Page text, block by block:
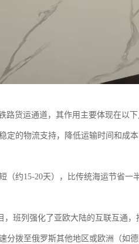
货运通道，其作用主要体现在以下
定的物流支持，降低运输时间和成
（约15-20天），比传统海运节省一
班列强化了亚欧大陆的互联互通
分拨至俄罗斯其他地区或欧洲（如